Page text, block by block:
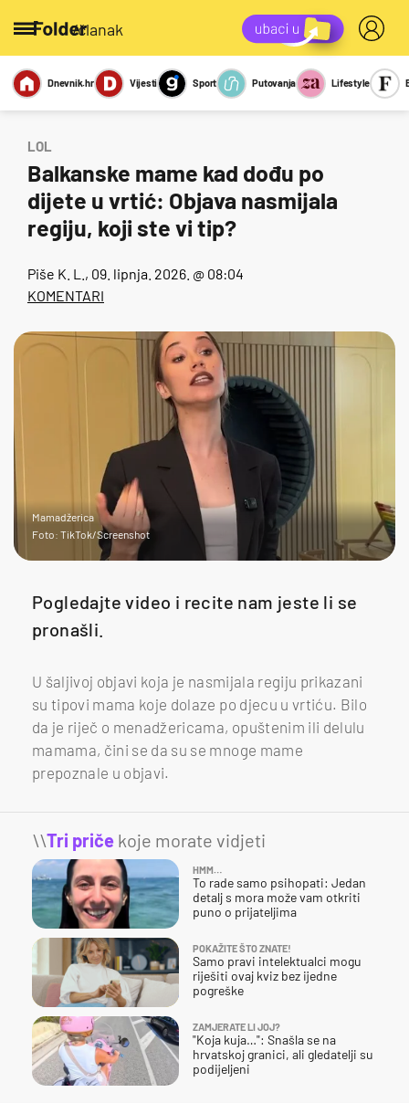
/članak
Miks Kviz
Report
Sexy
Dnevnik.hr Vijesti Sport Putovanja Lifestyle
LOL
Balkanske mame kad dođu po
dijete u vrtić: Objava nasmijala
regiju, koji ste vi tip?
Piše K. L. , 09. lipnja. 2026. @ 08:04
KOMENTARI
Mamadžerica
Foto: TikTok/Screenshot
Pogledajte video i recite nam jeste li se
pronašli.
U šaljivoj objavi koja je nasmijala regiju prikazani
su tipovi mama koje dolaze po djecu u vrtiću. Bilo
da je riječ o menadžericama, opuštenim ili delulu
mamama, čini se da su se mnoge mame
prepoznale u objavi.
\\Tri priče koje morate vidjeti
HMM…
To rade samo psihopati: Jedan
detalj s mora može vam otkriti
puno o prijateljima
POKAŽITE ŠTO ZNATE!
Samo pravi intelektualci mogu
riješiti ovaj kviz bez ijedne
pogreške
ZAMJERATE LI JOJ?
"Koja kuja…": Snašla se na
hrvatskoj granici, ali gledatelji su
podijeljeni